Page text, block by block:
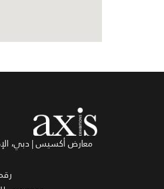
معارض أكسيس | دبي،
رقم